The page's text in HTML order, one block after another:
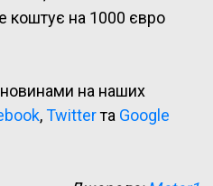
коштує на 1000 євро
новинами на наших
,Twitterта Google